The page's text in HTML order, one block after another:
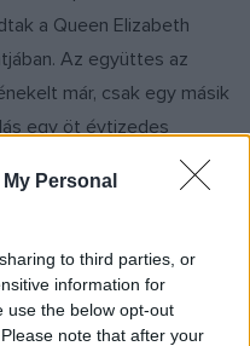
Personal
to third parties, or
information for
use the below opt-out
note that after your
a Queen Elizabeth
Az együttes az
már, csak egy másik
egy öt évtizedes
az a zenei
meg a tévében
énekelt populáris